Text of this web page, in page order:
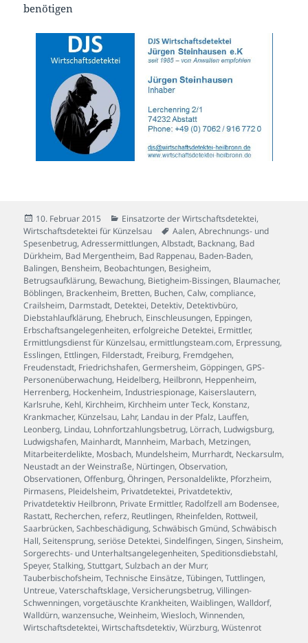
benötigen
Veröffentlicht
am
10. Februar 2015 Kategorien
Einsatzorte der Wirtschaftsdetektei,
Wirtschaftsdetektei für Künzelsau
Schlagwörter
Aalen,Abrechnungs- und
Spesenbetrug,Adressermittlungen,Albstadt, Backnang, Bad
Dürkheim, Bad Mergentheim, Bad Rappenau, Baden-Baden,
Balingen, Bensheim, Beobachtungen, Besigheim,
Betrugsaufklärung, Bewachung, Bietigheim-Bissingen, Blaumacher,
Böblingen, Brackenheim, Bretten, Buchen,Calw,compliance,
Crailsheim, Darmstadt, Detektei, Detektiv, Detektivbüro,
Diebstahlaufklärung, Ehebruch, Einschleusungen, Eppingen,
Erbschaftsangelegenheiten,erfolgreiche Detektei, Ermittler,
Ermittlungsdienst für Künzelsau,ermittlungsteam.com, Erpressung,
Esslingen, Ettlingen, Filderstadt, Freiburg, Fremdgehen,
Freudenstadt, Friedrichshafen,Germersheim,Göppingen,GPS-
Personenüberwachung, Heidelberg, Heilbronn, Heppenheim,
Herrenberg, Hockenheim,Industriespionage, Kaiserslautern,
Karlsruhe, Kehl, Kirchheim, Kirchheim unter Teck, Konstanz,
Krankmacher, Künzelsau, Lahr, Landau in der Pfalz, Lauffen,
Leonberg, Lindau, Lohnfortzahlungsbetrug, Lörrach, Ludwigsburg,
Ludwigshafen, Mainhardt, Mannheim, Marbach, Metzingen,
Mitarbeiterdelikte, Mosbach, Mundelsheim, Murrhardt, Neckarsulm,
Neustadt an der Weinstraße, Nürtingen,Observation,
Observationen,Offenburg,Öhringen, Personaldelikte, Pforzheim,
Pirmasens, Pleidelsheim, Privatdetektei, Privatdetektiv,
Privatdetektiv Heilbronn, Private Ermittler, Radolfzell am Bodensee,
Rastatt, Recherchen, referz, Reutlingen, Rheinfelden, Rottweil,
Saarbrücken,Sachbeschädigung,Schwäbisch Gmünd,Schwäbisch
Hall,Seitensprung,seriöse Detektei,Sindelfingen,Singen,Sinsheim,
Sorgerechts- und Unterhaltsangelegenheiten,Speditionsdiebstahl,
Speyer,Stalking,Stuttgart,Sulzbach an der Murr,
Tauberbischofsheim,Technische Einsätze,Tübingen,Tuttlingen,
Untreue,Vaterschaftsklage,Versicherungsbetrug,Villingen-
Schwenningen,vorgetäuschte Krankheiten,Waiblingen,Walldorf,
Walldürn,wanzensuche,Weinheim,Wiesloch,Winnenden,
Wirtschaftsdetektei,Wirtschaftsdetektiv,Würzburg,Wüstenrot